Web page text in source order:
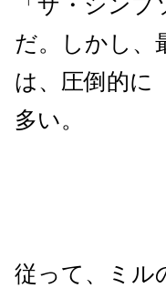
だ。しかし、
は、圧倒的に
多い。
従って、ミル